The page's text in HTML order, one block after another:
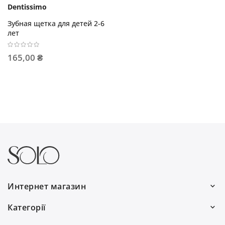
Dentissimo
Зубная щетка для детей 2-6
лет
165,00 ₴
Интернет магазин
с 9:00 до 19:00
Категорії